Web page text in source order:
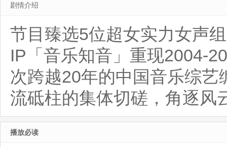
剧情介绍
节目臻选5位超女实力女声
IP「音乐知音」重现2004-
次跨越20年的中国音乐综
流砥柱的集体切磋，角逐风
播放必读